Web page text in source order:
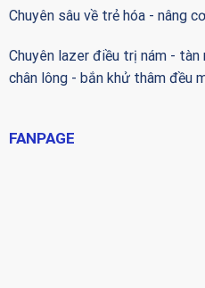
Chuyên sâu về trẻ hóa - nâng cơ
Chuyên lazer điều trị nám -
chân lông - bắn khử thâm đều
FANPAGE